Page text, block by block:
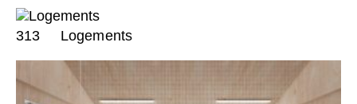
313 Logements